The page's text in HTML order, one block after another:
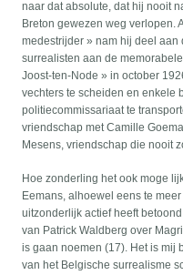
naar dat absolute, dat hij nooit
Breton gewezen weg verlopen.
medestrijder » nam hij deel
surrealisten aan de
Joost-ten-Node » in october
vechters te scheiden en enkele
politiecommissariaat te
vriendschap met Camille
Mesens, vriendschap die nooit
Hoe zonderling het ook moge
Eemans, alhoewel eens te
uitzonderlijk actief heeft
van Patrick Waldberg over
is gaan noemen (17). Het is mij
van het Belgische surrealisme